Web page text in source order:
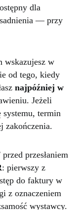
dla
— przy
wskazujesz w
od tego, kiedy
najpóźniej w
Jeżeli
systemu, termin
zakończenia.
przesłaniem
: pierwszy z
do faktury w
z oznaczeniem
wystawcy.